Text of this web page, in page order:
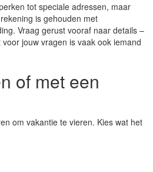
tot speciale adressen, maar
is gehouden met
Vraag gerust vooraf naar details –
jouw vragen is vaak ook iemand
of met een
om vakantie te vieren. Kies wat het